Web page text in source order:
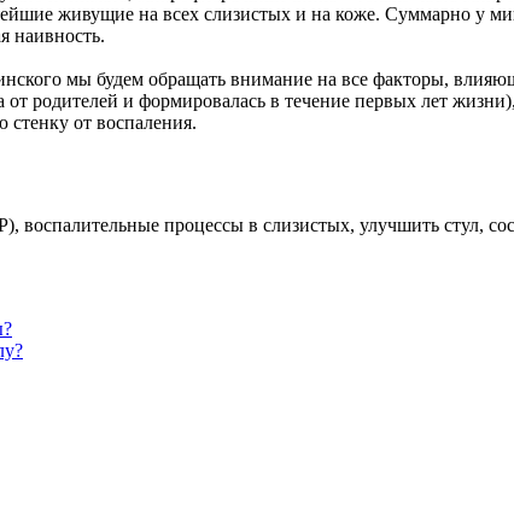
живущие на всех слизистых и на коже. Суммарно у
наивность.
мы будем обращать внимание на все факторы,
родителей и формировалась в течение первых лет
от воспаления.
воспалительные процессы в слизистых, улучшить стул,